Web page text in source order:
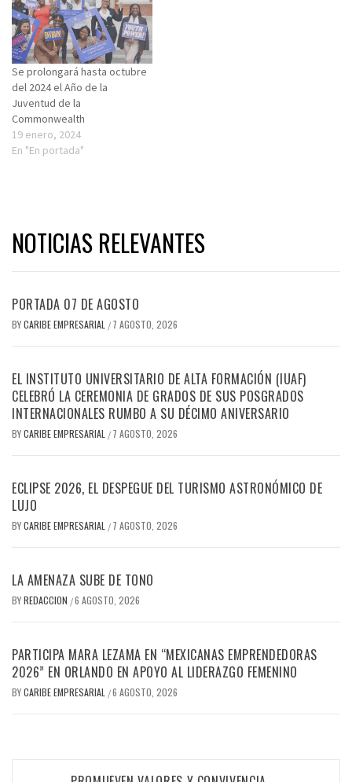
Se prolongará hasta octubre
del 2024 el Año de la
Juventud de la
Commonwealth
19 enero, 2024
En "En portada"
NOTICIAS RELEVANTES
PORTADA 07 DE AGOSTO
BYCARIBE EMPRESARIAL / 7 AGOSTO, 2026
EL INSTITUTO UNIVERSITARIO DE ALTA FORMACIÓN (IUAF)
CELEBRÓ LA CEREMONIA DE GRADOS DE SUS POSGRADOS
INTERNACIONALES RUMBO A SU DÉCIMO ANIVERSARIO
BYCARIBE EMPRESARIAL / 7 AGOSTO, 2026
ECLIPSE 2026, EL DESPEGUE DEL TURISMO ASTRONÓMICO DE
LUJO
BYCARIBE EMPRESARIAL / 7 AGOSTO, 2026
LA AMENAZA SUBE DE TONO
BYREDACCION /6 AGOSTO, 2026
PARTICIPA MARA LEZAMA EN “MEXICANAS EMPRENDEDORAS
2026” EN ORLANDO EN APOYO AL LIDERAZGO FEMENINO
BYCARIBE EMPRESARIAL /6 AGOSTO, 2026